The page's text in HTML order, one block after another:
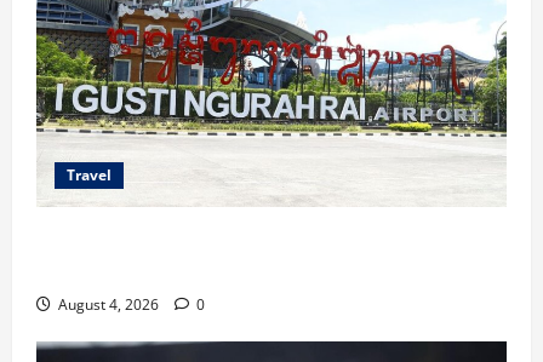
Travel
August 4, 2026 0